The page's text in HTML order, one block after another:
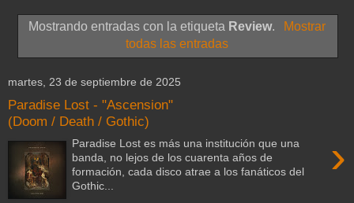
Mostrando entradas con la etiqueta Review.
Mostrar
todas las entradas
martes, 23 de septiembre de 2025
Paradise Lost - "Ascension"
(Doom / Death / Gothic)
›
Paradise Lost es más una institución que una
banda, no lejos de los cuarenta años de
formación, cada disco atrae a los fanáticos del
Gothic...